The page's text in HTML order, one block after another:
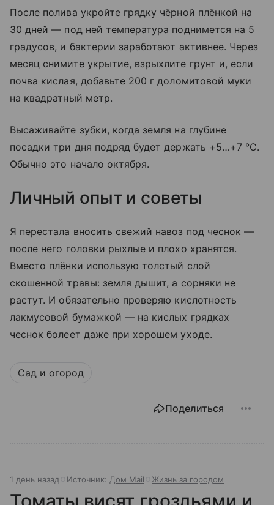
После полива укройте грядку чёрной плёнкой на
30 дней — под ней температура поднимется на 5
градусов, и бактерии заработают активнее. Через
месяц снимите укрытие, взрыхлите грунт и, если
почва кислая, добавьте 200 г доломитовой муки
на квадратный метр.
Высаживайте зубки, когда земля на глубине
посадки три дня подряд будет держать +5…+7 °C.
Обычно это начало октября.
Личный опыт и советы
Я перестала вносить свежий навоз под чеснок —
после него головки рыхлые и плохо хранятся.
Вместо плёнки использую толстый слой
скошенной травы: земля дышит, а сорняки не
растут. И обязательно проверяю кислотность
лакмусовой бумажкой — на кислых грядках
чеснок болеет даже при хорошем уходе.
Сад и огород
Поделиться
1 день назад Источник: Дом Mail Жизнь за городом